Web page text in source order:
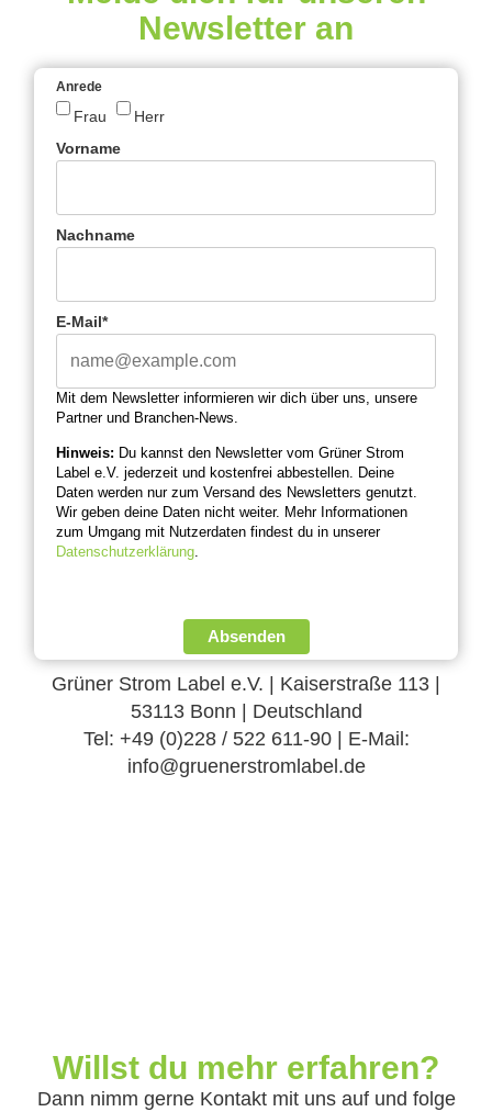
Newsletter an
Anrede
Frau
Herr
Vorname
Nachname
E-Mail*
Mit dem Newsletter informieren wir dich über uns, unsere
Partner und Branchen-News.
Hinweis: Du kannst den Newsletter vom Grüner Strom
Label e.V. jederzeit und kostenfrei abbestellen. Deine
Daten werden nur zum Versand des Newsletters genutzt.
Wir geben deine Daten nicht weiter. Mehr Informationen
zum Umgang mit Nutzerdaten findest du in unserer
Datenschutzerklärung
Absenden
Grüner Strom Label e.V. | Kaiserstraße 113 |
53113 Bonn | Deutschland
Tel: +49 (0)228 / 522 611-90 | E-Mail:
info@gruenerstromlabel.de
Willst du mehr erfahren?
Dann nimm gerne Kontakt mit uns auf und folge